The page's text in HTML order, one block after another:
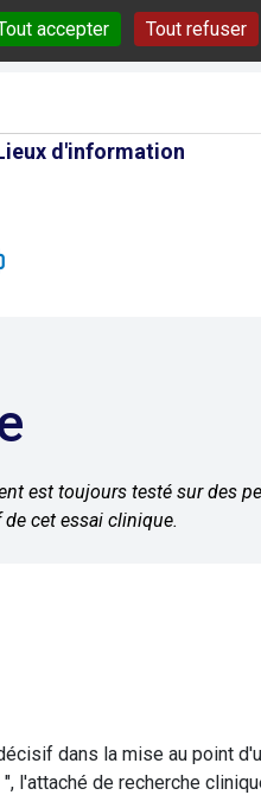
accepter Tout refuser
d'information
est toujours testé sur des
cet essai clinique.
dans la mise au point
l'attaché de recherche